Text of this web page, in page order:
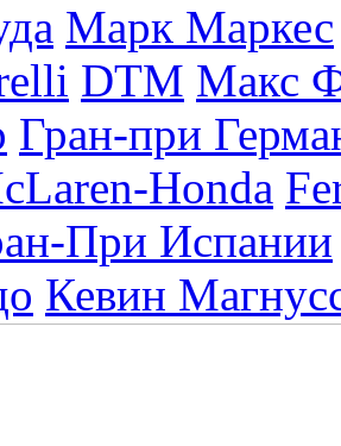
Марк Маркес
DTM Макс
Гран-при
Honda
При Испании
Кевин